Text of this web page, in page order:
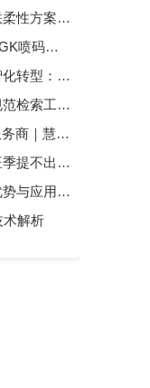
方案解析
应对逻辑
技的行业观察
具一键搞定
能品牌全域传播
期直接亏！
应用价值
术解析